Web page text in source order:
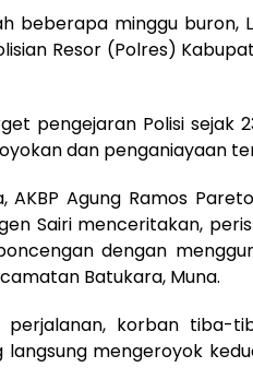
beberapa minggu buron,
Resor (Polres)
pengejaran Polisi sejak
dan penganiayaan
AKBP Agung Ramos
Sairi menceritakan,
dengan
Batukara, Muna.
perjalanan, korban tiba-
langsung mengeroyok